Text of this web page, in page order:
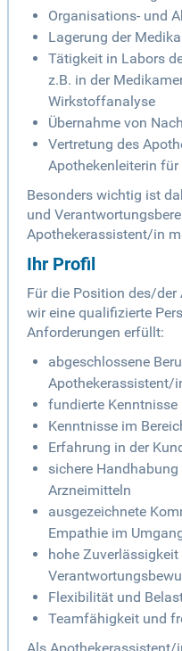
Organisations- und
Lagerung der
Tätigkeit in Labors
z.B. in der
Wirkstoffanalyse
Übernahme von
Vertretung des
Apothekenleiterin
Besonders wichtig ist
und
Apothekerassistent/in
Ihr Profil
Für die Position des/
wir eine qualifizierte
Anforderungen erfüllt:
abgeschlossene
Apothekerassistent/
fundierte
Kenntnisse im
Erfahrung in der
sichere
Arzneimitteln
ausgezeichnete
Empathie im
hohe Zuverlässigkeit
Flexibilität und
Teamfähigkeit und